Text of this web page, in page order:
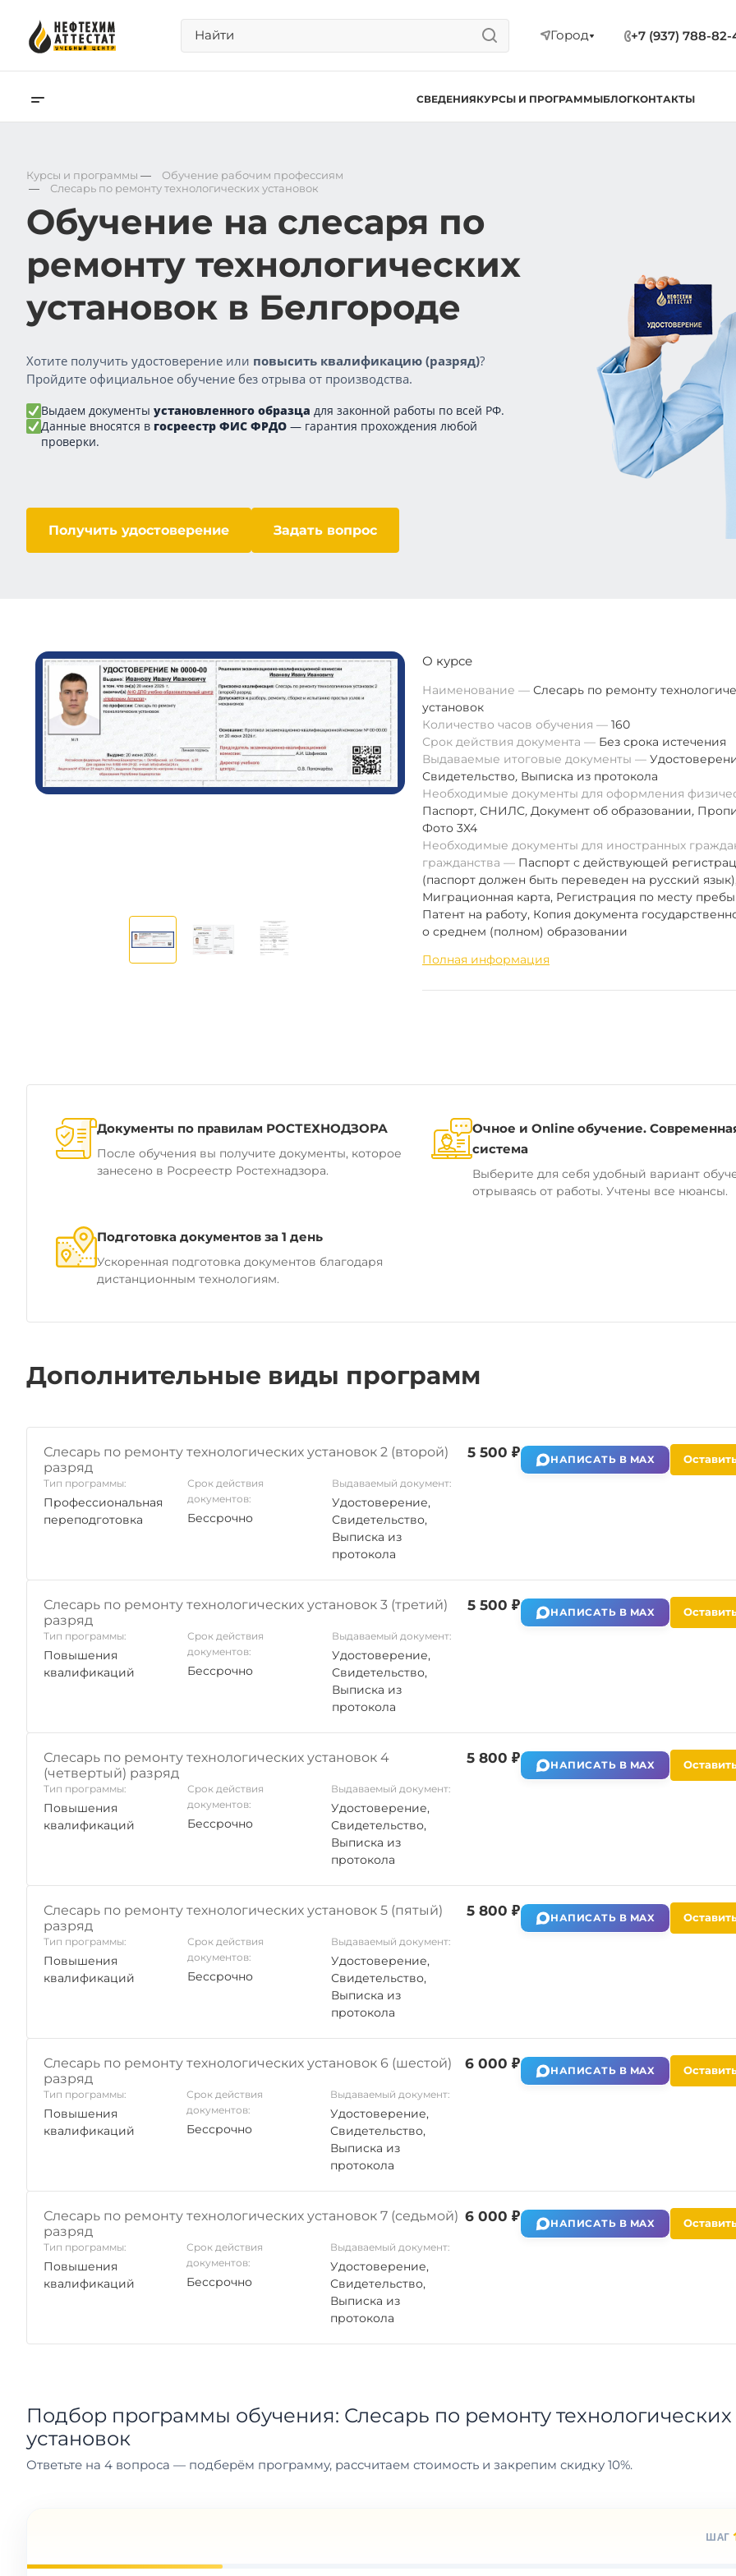
Город +7 (937) 788-82-
СВЕДЕНИЯКУРСЫ И ПРОГРАММЫБЛОГКОНТАКТЫ
Курсы и программы —
Обучение рабочим профессиям
—
Слесарь по ремонту технологических установок
Обучение на слесаря по
ремонту технологических
установок в Белгороде
Хотите получить удостоверение или повысить квалификацию (разряд)?
Пройдите официальное обучение без отрыва от производства.
Выдаем документы установленного образца для законной работы по всей РФ.
Данные вносятся в госреестр ФИС ФРДО — гарантия прохождения любой
проверки.
Получить удостоверение Задать вопрос
О курсе
Наименование
Слесарь по ремонту
установок
Количество часов обучения
160
Срок действия документа
Без срока истечения
Выдаваемые итоговые документы
Свидетельство, Выписка из протокола
Необходимые документы для оформления
Паспорт, СНИЛС, Документ об образовании,
Фото 3Х4
Необходимые документы для иностранных
гражданства
Паспорт с действующей
(паспорт должен быть переведен на русский
Миграционная карта, Регистрация по месту
Патент на работу, Копия документа
о среднем (полном) образовании
Полная информация
Документы по правилам РОСТЕХНОДЗОРА
После обучения вы получите документы, которое
занесено в Росреестр Ростехнадзора.
Очное и Online обучение.
система
Выберите для себя удобный вариант
отрываясь от работы. Учтены все нюансы.
Подготовка документов за 1 день
Ускоренная подготовка документов благодаря
дистанционным технологиям.
Дополнительные виды программ
Слесарь по ремонту технологических установок 2 (второй)
разряд
Тип программы:
Профессиональная
переподготовка
Срок действия
документов:
Бессрочно
Выдаваемый документ:
Удостоверение,
Свидетельство,
Выписка из
протокола
5 500 ₽ НАПИСАТЬ В MAX
Слесарь по ремонту технологических установок 3 (третий)
разряд
Тип программы:
Повышения
квалификаций
Срок действия
документов:
Бессрочно
Выдаваемый документ:
Удостоверение,
Свидетельство,
Выписка из
протокола
5 500 ₽ НАПИСАТЬ В MAX
Слесарь по ремонту технологических установок 4
(четвертый) разряд
Тип программы:
Повышения
квалификаций
Срок действия
документов:
Бессрочно
Выдаваемый документ:
Удостоверение,
Свидетельство,
Выписка из
протокола
5 800 ₽ НАПИСАТЬ В MAX
Слесарь по ремонту технологических установок 5 (пятый)
разряд
Тип программы:
Повышения
квалификаций
Срок действия
документов:
Бессрочно
Выдаваемый документ:
Удостоверение,
Свидетельство,
Выписка из
протокола
5 800 ₽ НАПИСАТЬ В MAX
Слесарь по ремонту технологических установок 6 (шестой)
разряд
Тип программы:
Повышения
квалификаций
Срок действия
документов:
Бессрочно
Выдаваемый документ:
Удостоверение,
Свидетельство,
Выписка из
протокола
6 000 ₽ НАПИСАТЬ В MAX
Слесарь по ремонту технологических установок 7 (седьмой)
разряд
Тип программы:
Повышения
квалификаций
Срок действия
документов:
Бессрочно
Выдаваемый документ:
Удостоверение,
Свидетельство,
Выписка из
протокола
6 000 ₽ НАПИСАТЬ В MAX
Подбор программы обучения: Слесарь по ремонту технологических
установок
Ответьте на 4 вопроса — подберём программу, рассчитаем стоимость и закрепим скидку 10%.
ШАГ